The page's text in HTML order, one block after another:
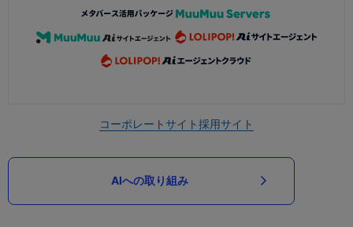
コーポレートサイト採用サイト
AIへの取り組み